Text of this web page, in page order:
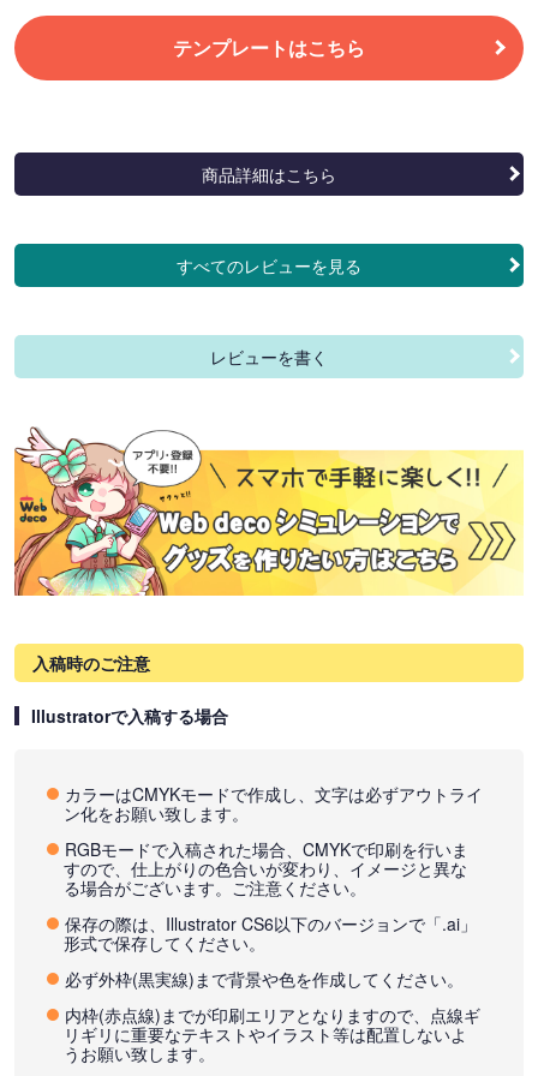
テンプレートはこちら
商品詳細はこちら
すべてのレビューを見る
レビューを書く
入稿時のご注意
Illustratorで入稿する場合
カラーはCMYKモードで作成し、文字は必ずアウトライ
ン化をお願い致します。
RGBモードで入稿された場合、CMYKで印刷を行いま
すので、仕上がりの色合いが変わり、イメージと異な
る場合がございます。ご注意ください。
保存の際は、Illustrator CS6以下のバージョンで「.ai」
形式で保存してください。
必ず外枠(黒実線)まで背景や色を作成してください。
内枠(赤点線)までが印刷エリアとなりますので、点線ギ
リギリに重要なテキストやイラスト等は配置しないよ
うお願い致します。